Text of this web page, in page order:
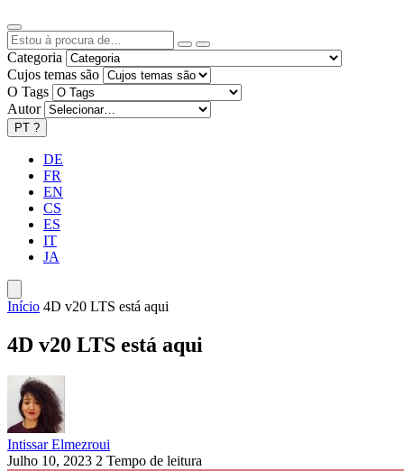
Categoria
Cujos temas são
O Tags
Autor
PT ?
DE
FR
EN
CS
ES
IT
JA
Início 4D v20 LTS está aqui
4D v20 LTS está aqui
Intissar Elmezroui
Julho 10, 2023 2 Tempo de leitura